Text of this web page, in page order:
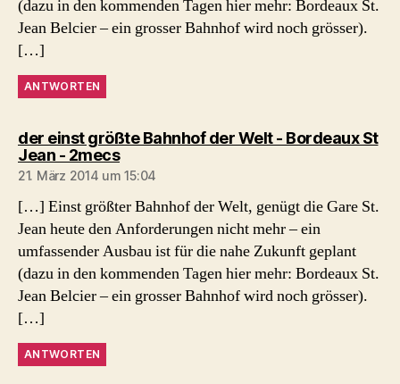
(dazu in den kommenden Tagen hier mehr: Bordeaux St.
Jean Belcier – ein grosser Bahnhof wird noch grösser).
[…]
ANTWORTEN
der einst größte Bahnhof der Welt - Bordeaux St
Jean - 2mecssagt:
21. März 2014 um 15:04
[…] Einst größter Bahnhof der Welt, genügt die Gare St.
Jean heute den Anforderungen nicht mehr – ein
umfassender Ausbau ist für die nahe Zukunft geplant
(dazu in den kommenden Tagen hier mehr: Bordeaux St.
Jean Belcier – ein grosser Bahnhof wird noch grösser).
[…]
ANTWORTEN